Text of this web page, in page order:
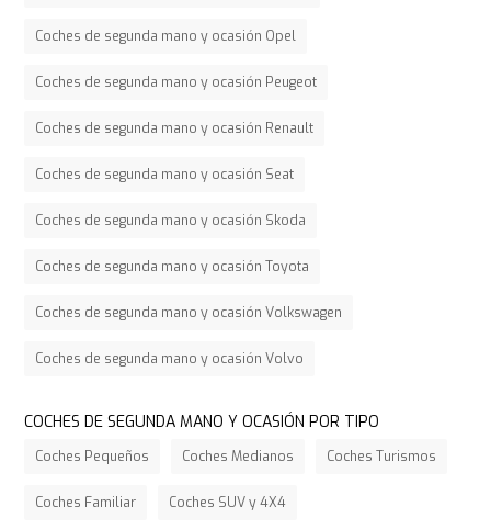
Coches de segunda mano y ocasión Opel
Coches de segunda mano y ocasión Peugeot
Coches de segunda mano y ocasión Renault
Coches de segunda mano y ocasión Seat
Coches de segunda mano y ocasión Skoda
Coches de segunda mano y ocasión Toyota
Coches de segunda mano y ocasión Volkswagen
Coches de segunda mano y ocasión Volvo
COCHES DE SEGUNDA MANO Y OCASIÓN POR TIPO
Coches Pequeños Coches Medianos Coches Turismos
Coches Familiar Coches SUV y 4X4